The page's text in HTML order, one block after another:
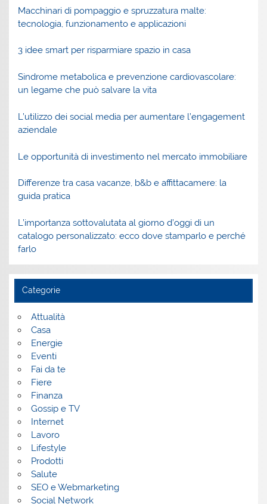
Macchinari di pompaggio e spruzzatura malte:
tecnologia, funzionamento e applicazioni
3 idee smart per risparmiare spazio in casa
Sindrome metabolica e prevenzione cardiovascolare:
un legame che può salvare la vita
L’utilizzo dei social media per aumentare l’engagement
aziendale
Le opportunità di investimento nel mercato immobiliare
Differenze tra casa vacanze, b&b e affittacamere: la
guida pratica
L’importanza sottovalutata al giorno d’oggi di un
catalogo personalizzato: ecco dove stamparlo e perché
farlo
Categorie
Attualità
Casa
Energie
Eventi
Fai da te
Fiere
Finanza
Gossip e TV
Internet
Lavoro
Lifestyle
Prodotti
Salute
SEO e Webmarketing
Social Network